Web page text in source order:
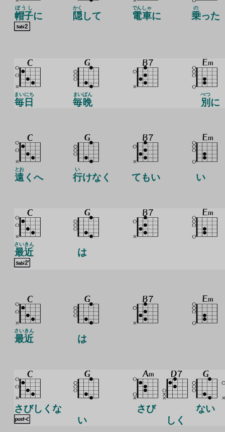
帽子
ぼうし
に 隠
かく
して 電
でん
車
しゃ
に 乗
の
った
毎日
まいにち
毎
まい
晩
ばん
別
べつ
に
遠
とお
くへ 行
い
けなく てもい い
最近
さいきん
は
最近
さいきん
は
さびしくな
い
さび
しく
ない